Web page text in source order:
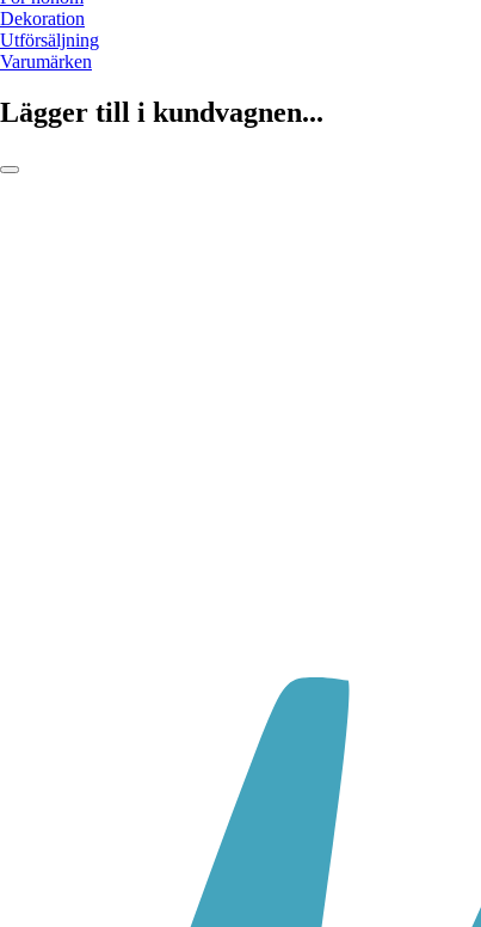
Dekoration
Utförsäljning
Varumärken
Lägger till i kundvagnen...